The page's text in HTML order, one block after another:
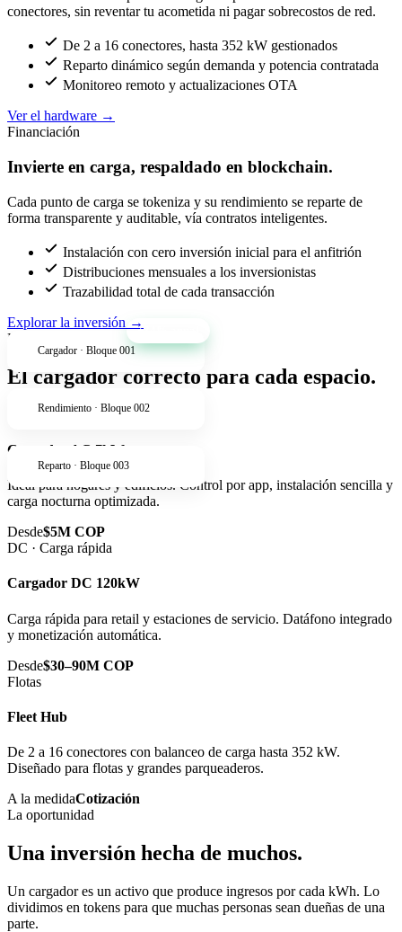
conectores, sin reventar tu acometida ni pagar sobrecostos de red.
De 2 a 16 conectores, hasta 352 kW gestionados
Reparto dinámico según demanda y potencia contratada
Monitoreo remoto y actualizaciones OTA
Ver el hardware →
Financiación
Invierte en carga, respaldado en blockchain.
Cada punto de carga se tokeniza y su rendimiento se reparte de
forma transparente y auditable, vía contratos inteligentes.
Instalación con cero inversión inicial para el anfitrión
Distribuciones mensuales a los inversionistas
Trazabilidad total de cada transacción
Explorar la inversión →
+34% anual
Cargador · Bloque 001
Rendimiento · Bloque 002
Reparto · Bloque 003
Productos
El cargador correcto para cada espacio.
AC · Residencial
Cargador AC 7kW
Ideal para hogares y edificios. Control por app, instalación sencilla y
carga nocturna optimizada.
Desde$5M COP
DC · Carga rápida
Cargador DC 120kW
Carga rápida para retail y estaciones de servicio. Datáfono integrado
y monetización automática.
Desde$30–90M COP
Flotas
Fleet Hub
De 2 a 16 conectores con balanceo de carga hasta 352 kW.
Diseñado para flotas y grandes parqueaderos.
A la medidaCotización
La oportunidad
Una inversión hecha de muchos.
Un cargador es un activo que produce ingresos por cada kWh. Lo
dividimos en tokens para que muchas personas sean dueñas de una
parte.